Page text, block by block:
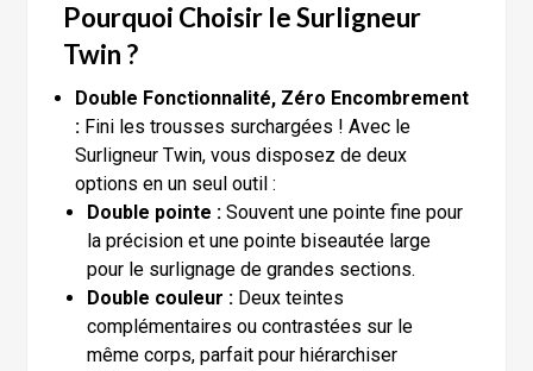
Pourquoi Choisir le Surligneur
Twin ?
Double Fonctionnalité, Zéro Encombrement
: Fini les trousses surchargées ! Avec le
Surligneur Twin, vous disposez de deux
options en un seul outil :
Double pointe : Souvent une pointe fine pour
la précision et une pointe biseautée large
pour le surlignage de grandes sections.
Double couleur : Deux teintes
complémentaires ou contrastées sur le
même corps, parfait pour hiérarchiser